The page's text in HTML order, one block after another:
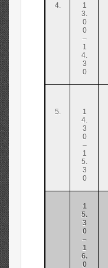
4.
1
3.
0
0
–
1
4.
3
0
5.
1
4.
3
0
–
1
5.
3
0
1
5.
3
0
–
1
6.
0